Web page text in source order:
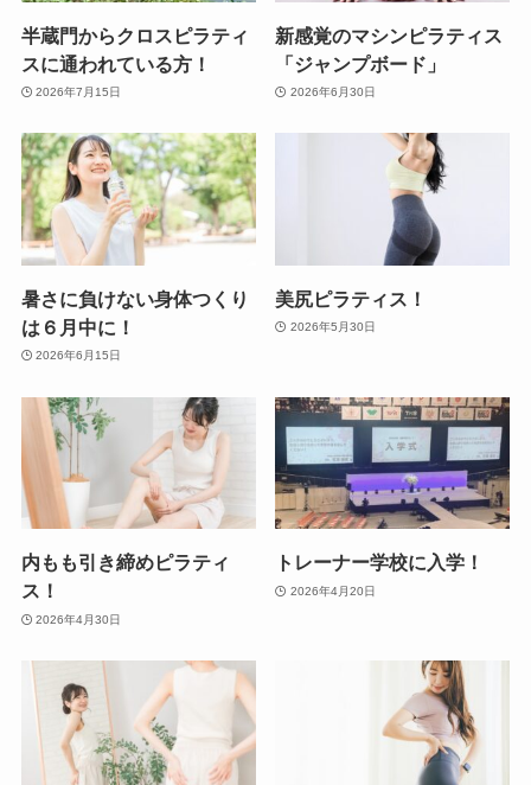
半蔵門からクロスピラティ
スに通われている方！
2026年7月15日
新感覚のマシンピラティス
「ジャンプボード」
2026年6月30日
暑さに負けない身体つくり
は６月中に！
2026年6月15日
美尻ピラティス！
2026年5月30日
内もも引き締めピラティ
ス！
2026年4月30日
トレーナー学校に入学！
2026年4月20日